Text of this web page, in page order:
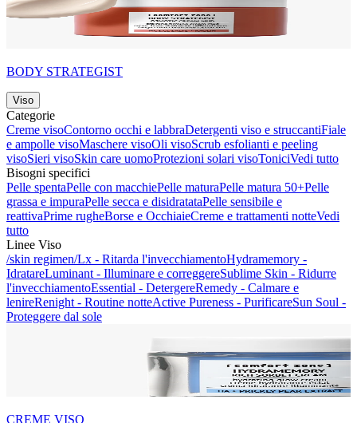
BODY STRATEGIST
Viso
Categorie
Creme visoContorno occhi e labbraDetergenti viso e struccantiFiale
e ampolle visoMaschere visoOli visoScrub esfolianti e peeling
visoSieri visoSkin care uomoProtezioni solari visoToniciVedi tutto
Bisogni specifici
Pelle spentaPelle con macchiePelle maturaPelle matura 50+Pelle
grassa e impuraPelle secca e disidratataPelle sensibile e
reattivaPrime rugheBorse e OcchiaieCreme e trattamenti notteVedi
tutto
Linee Viso
/skin regimen/Lx - Ritarda l'invecchiamentoHydramemory -
IdratareLuminant - Illuminare e correggereSublime Skin - Ridurre
l'invecchiamentoEssential - DetergereRemedy - Calmare e
lenireRenight - Routine notteActive Pureness - PurificareSun Soul -
Proteggere dal sole
CREME VISO